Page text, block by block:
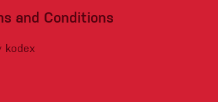
and Conditions
kodex